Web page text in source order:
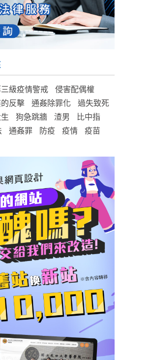
三級疫情警戒
侵害配偶權
反擊 通姦除罪化
過失致死
狗急跳牆 渣男
比中指
通姦罪 防疫 疫情
疫苗